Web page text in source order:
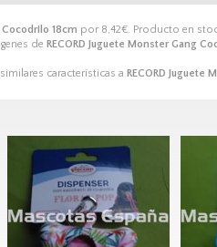
Cocodrilo 18cm por 8,42€. Producto en
de RECORD Juguete Monster Gang
características a RECORD Juguete